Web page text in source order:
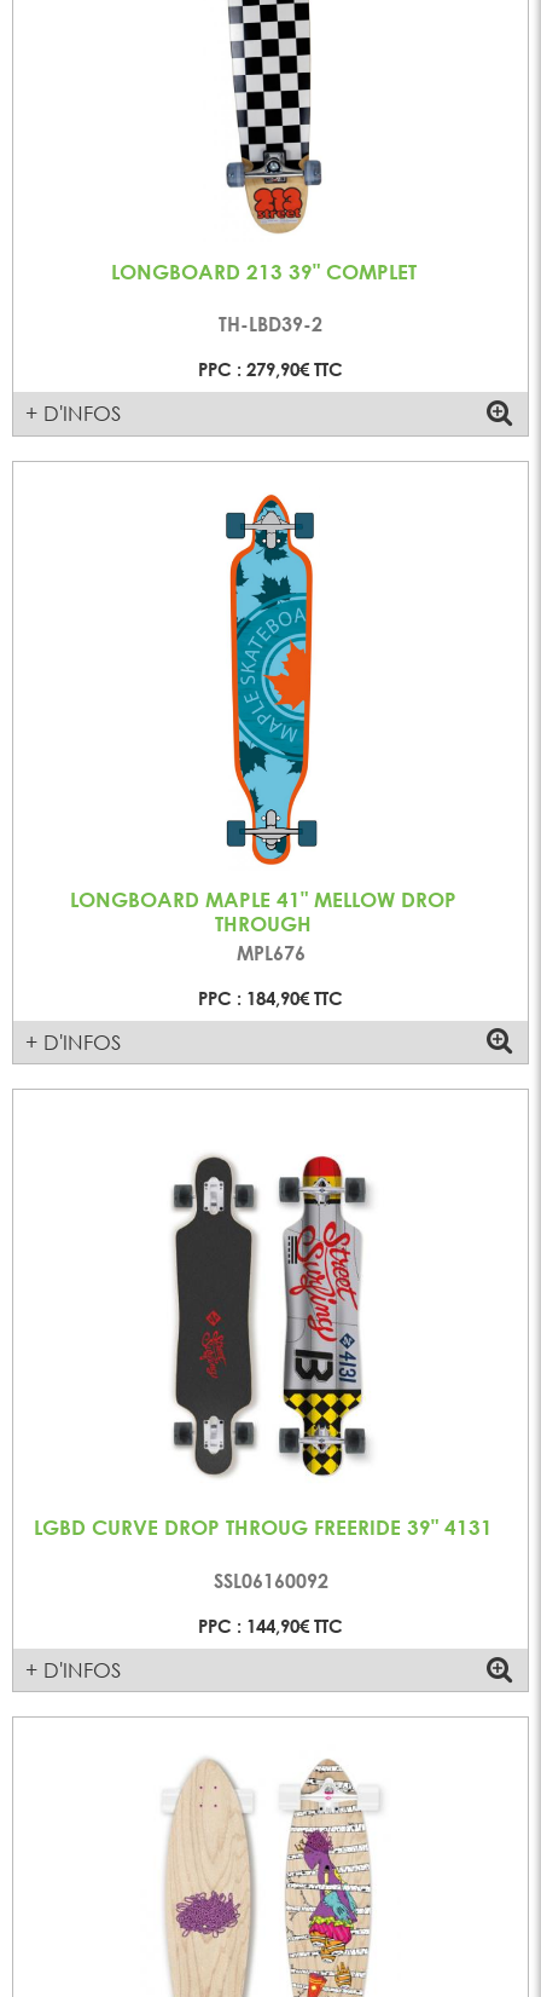
LONGBOARD 213 39" COMPLET
TH-LBD39-2
PPC : 279,90€ TTC
+ D'INFOS
LONGBOARD MAPLE 41" MELLOW DROP
THROUGH
MPL676
PPC : 184,90€ TTC
+ D'INFOS
LGBD CURVE DROP THROUG FREERIDE 39" 4131
SSL06160092
PPC : 144,90€ TTC
+ D'INFOS